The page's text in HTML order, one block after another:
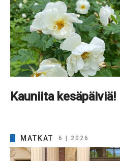
Kauniita kesäpäiviä!
MATKAT 6 | 2026